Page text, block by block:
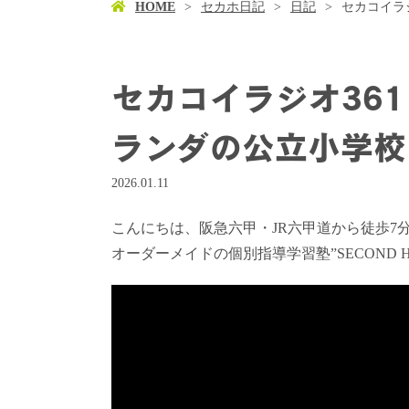
HOME セカホ日記 日記 セカコイ
セカコイラジオ
ランダの公立小学
2026.01.11
こんにちは、阪急六甲・JR六甲道から徒歩7
オーダーメイドの個別指導学習塾”SECOND